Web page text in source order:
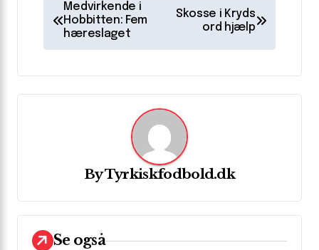
n
d
l
æ
v
i
Medvirkende i
Hobbitten: Fem
hæreslaget
Skosse i Kryds
ord hjælp
ByTyrkiskfodbold.dk
Se også